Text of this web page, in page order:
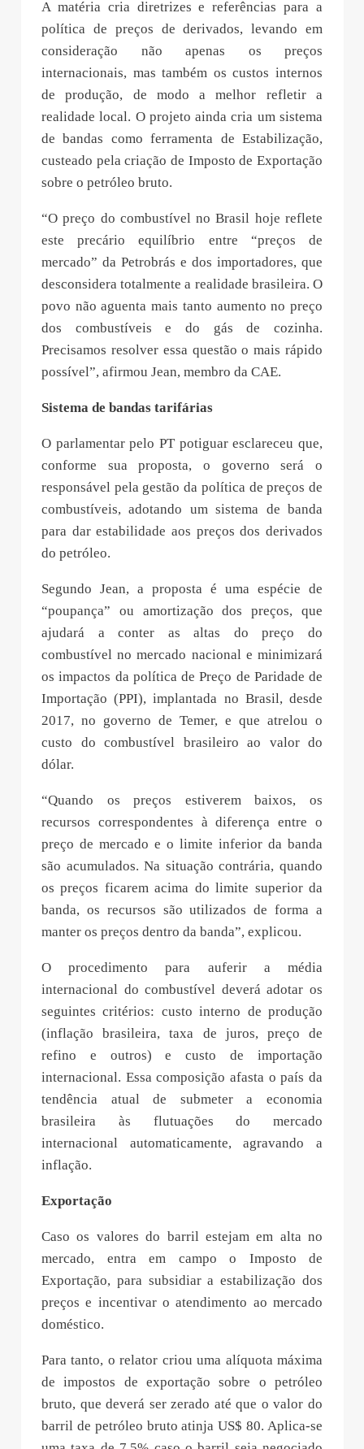
A matéria cria diretrizes e referências para a
política de preços de derivados, levando em
consideração não apenas os preços
internacionais, mas também os custos internos
de produção, de modo a melhor refletir a
realidade local. O projeto ainda cria um sistema
de bandas como ferramenta de Estabilização,
custeado pela criação de Imposto de Exportação
sobre o petróleo bruto.
“O preço do combustível no Brasil hoje reflete
este precário equilíbrio entre “preços de
mercado” da Petrobrás e dos importadores, que
desconsidera totalmente a realidade brasileira. O
povo não aguenta mais tanto aumento no preço
dos combustíveis e do gás de cozinha.
Precisamos resolver essa questão o mais rápido
possível”, afirmou Jean, membro da CAE.
Sistema de bandas tarifárias
O parlamentar pelo PT potiguar esclareceu que,
conforme sua proposta, o governo será o
responsável pela gestão da política de preços de
combustíveis, adotando um sistema de banda
para dar estabilidade aos preços dos derivados
do petróleo.
Segundo Jean, a proposta é uma espécie de
“poupança” ou amortização dos preços, que
ajudará a conter as altas do preço do
combustível no mercado nacional e minimizará
os impactos da política de Preço de Paridade de
Importação (PPI), implantada no Brasil, desde
2017, no governo de Temer, e que atrelou o
custo do combustível brasileiro ao valor do
dólar.
“Quando os preços estiverem baixos, os
recursos correspondentes à diferença entre o
preço de mercado e o limite inferior da banda
são acumulados. Na situação contrária, quando
os preços ficarem acima do limite superior da
banda, os recursos são utilizados de forma a
manter os preços dentro da banda”, explicou.
O procedimento para auferir a média
internacional do combustível deverá adotar os
seguintes critérios: custo interno de produção
(inflação brasileira, taxa de juros, preço de
refino e outros) e custo de importação
internacional. Essa composição afasta o país da
tendência atual de submeter a economia
brasileira às flutuações do mercado
internacional automaticamente, agravando a
inflação.
Exportação
Caso os valores do barril estejam em alta no
mercado, entra em campo o Imposto de
Exportação, para subsidiar a estabilização dos
preços e incentivar o atendimento ao mercado
doméstico.
Para tanto, o relator criou uma alíquota máxima
de impostos de exportação sobre o petróleo
bruto, que deverá ser zerado até que o valor do
barril de petróleo bruto atinja US$ 80. Aplica-se